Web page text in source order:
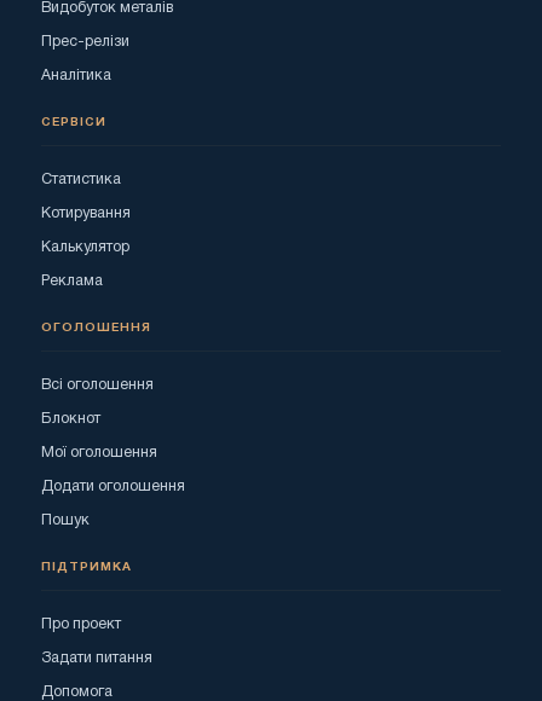
Видобуток металів
Прес-релізи
Аналітика
СЕРВІСИ
Статистика
Котирування
Калькулятор
Реклама
ОГОЛОШЕННЯ
Всі оголошення
Блокнот
Мої оголошення
Додати оголошення
Пошук
ПІДТРИМКА
Про проект
Задати питання
Допомога